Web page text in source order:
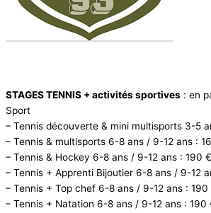
STAGES TENNIS + activités sportives : en
Sport
– Tennis découverte & mini multisports 3-5
– Tennis & multisports 6-8 ans / 9-12 ans :
– Tennis & Hockey 6-8 ans / 9-12 ans : 190 €
– Tennis + Apprenti Bijoutier 6-8 ans / 9-12
– Tennis + Top chef 6-8 ans / 9-12 ans : 190
– Tennis + Natation 6-8 ans / 9-12 ans : 190